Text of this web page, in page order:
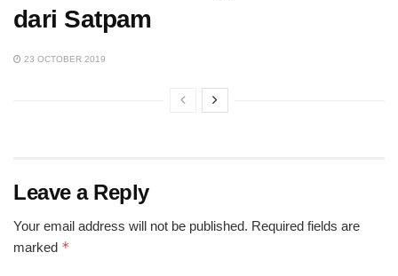
dari Satpam
23 OCTOBER 2019
Leave a Reply
Your email address will not be published. Required fields are
marked *